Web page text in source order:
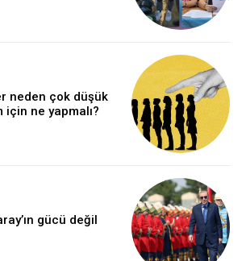
neden çok düşük
için ne yapmalı?
gücü değil